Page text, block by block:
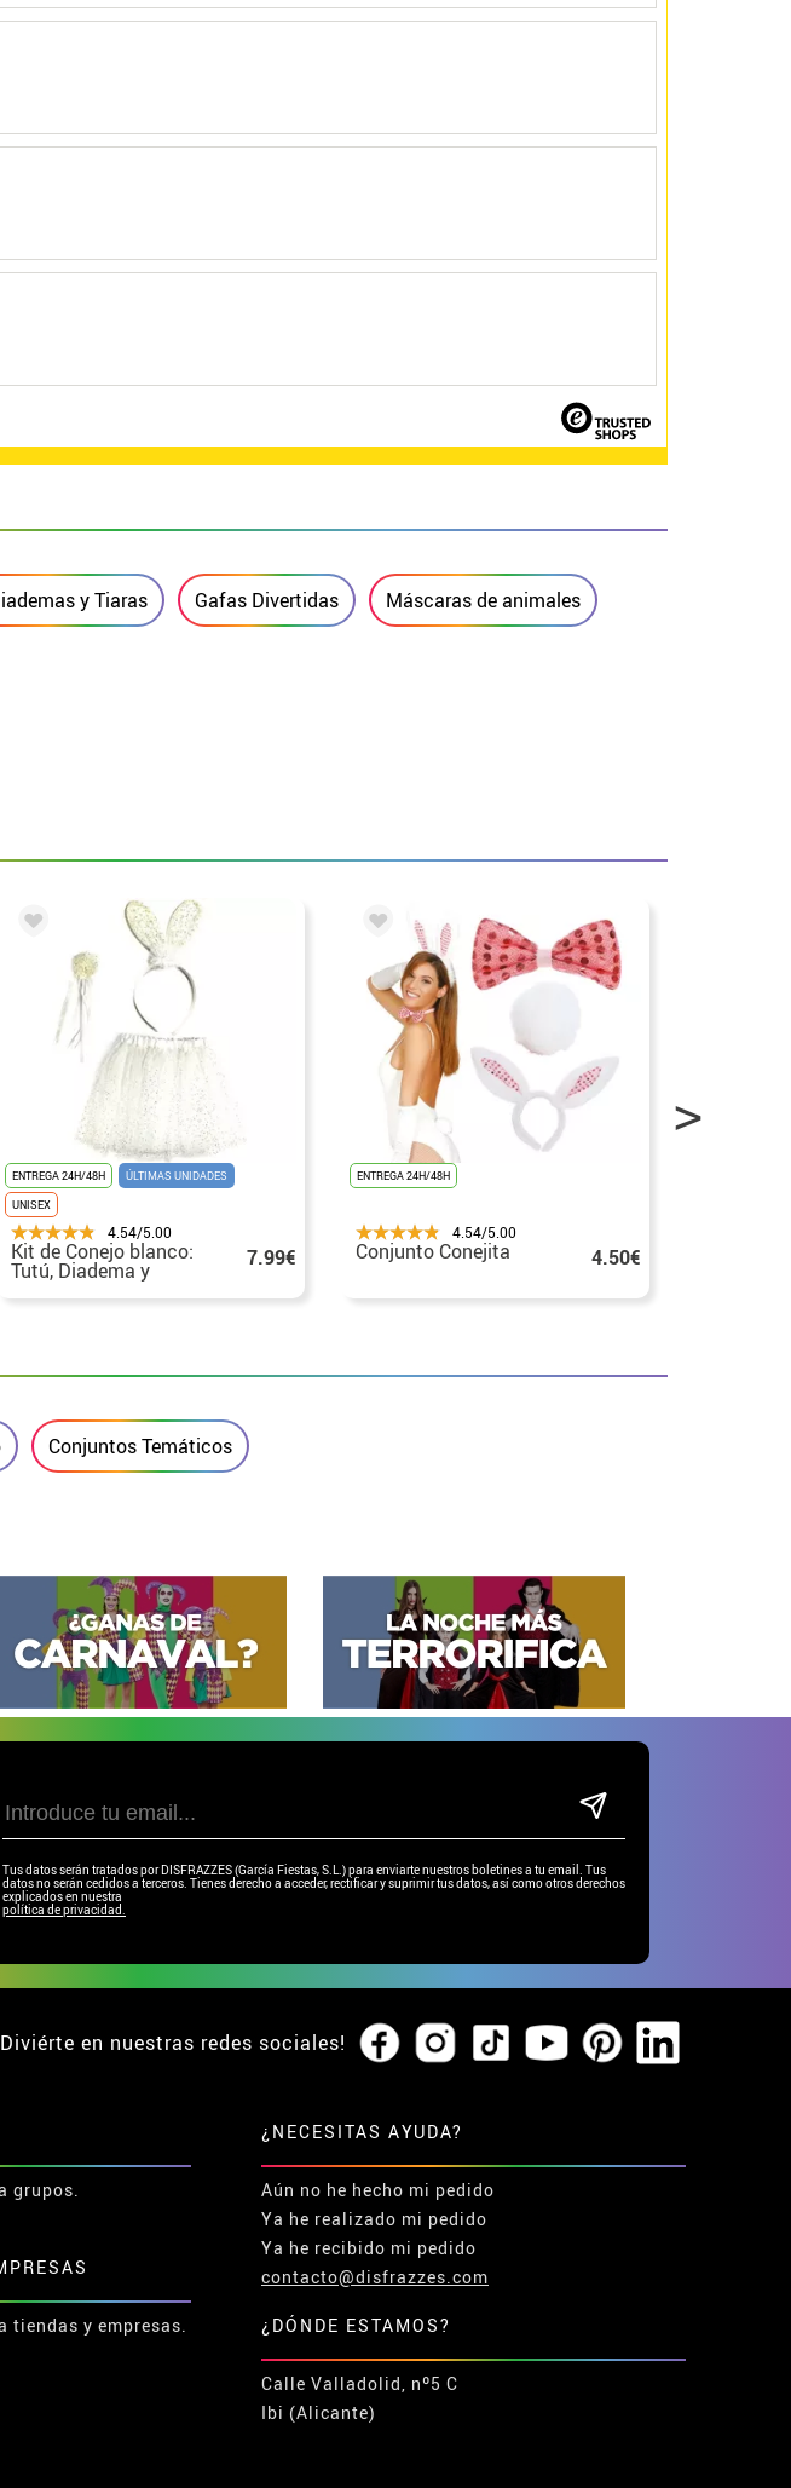
y Tiaras Gafas Divertidas Máscaras de animales
ENTREGA 24H/48H
ÚLTIMAS UNIDADES
UNISEX
4.54/5.00
Kit de Conejo blanco:
Tutú, Diadema y
Varita
7.99€
ENTREGA 24H/48H
4.54/5.00
Conjunto Conejita 4.50€
Conjuntos Temáticos
Tus datos serán tratados por DISFRAZZES (García Fiestas, S.L.) para enviarte nuestros boletines a tu email. Tus
datos no serán cedidos a terceros. Tienes derecho a acceder, rectificar y suprimir tus datos, así como otros derechos
explicados en nuestra
política de privacidad.
en nuestras redes sociales!
grupos.
tiendas y empresas.
¿NECESITAS AYUDA?
Aún no he hecho mi pedido
Ya he realizado mi pedido
Ya he recibido mi pedido
contacto@disfrazzes.com
¿DÓNDE ESTAMOS?
Calle Valladolid, nº5 C
Ibi (Alicante)